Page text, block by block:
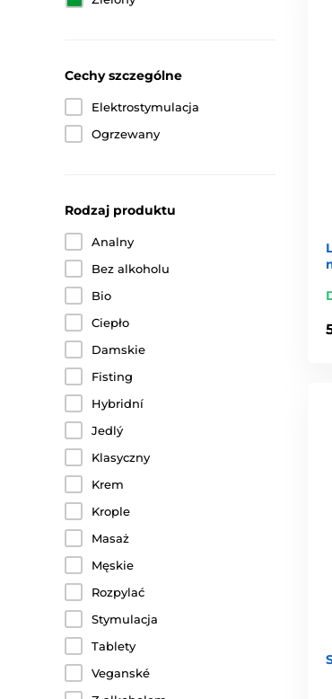
Cechy szczególne
Elektrostymulacja
Ogrzewany
Rodzaj produktu
Analny
Bez alkoholu
Bio
Ciepło
Damskie
Fisting
Hybridní
Jedlý
Klasyczny
Krem
Krople
Masaż
Męskie
Rozpylać
Stymulacja
Tablety
Veganské